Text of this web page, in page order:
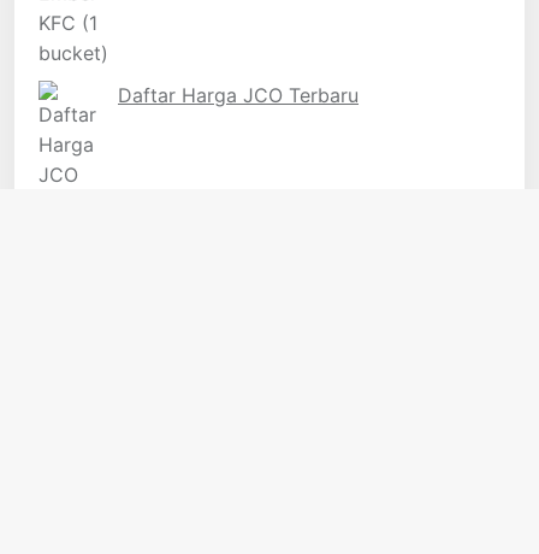
Daftar Harga JCO Terbaru